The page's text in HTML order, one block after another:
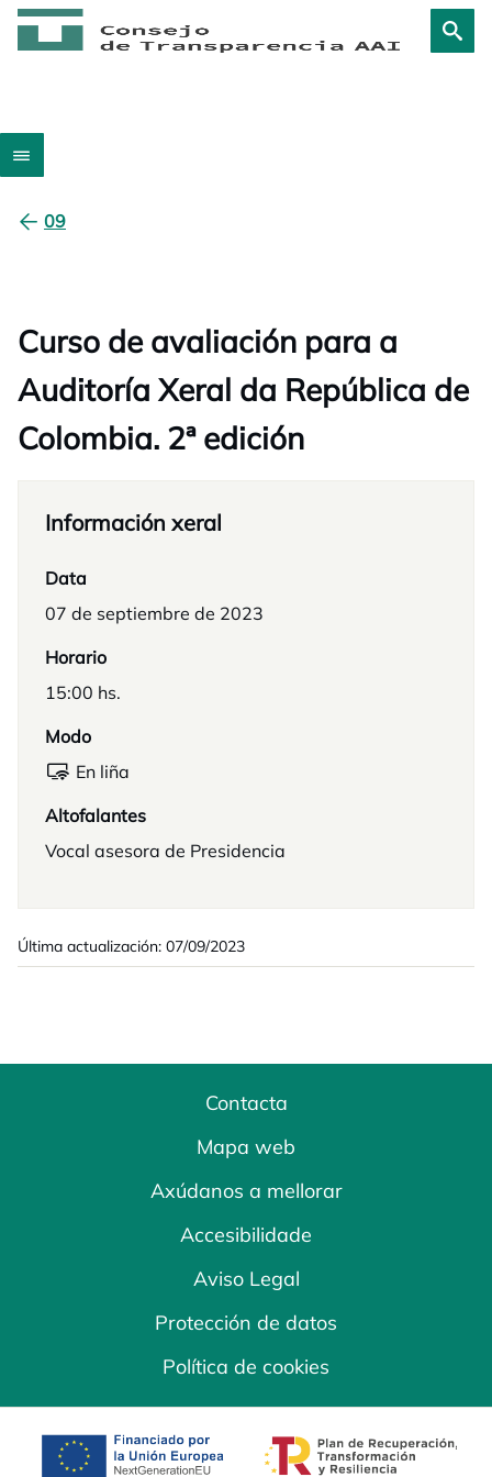
09
Curso de avaliación para a
Auditoría Xeral da República de
Colombia. 2ª edición
Información xeral
Data
07 de septiembre de 2023
Horario
15:00 hs.
Modo
En liña
Altofalantes
Vocal asesora de Presidencia
Última actualización: 07/09/2023
Contacta
Mapa web
Axúdanos a mellorar
Accesibilidade
Aviso Legal
Protección de datos
Política de cookies
opens in a new tab opens in a new